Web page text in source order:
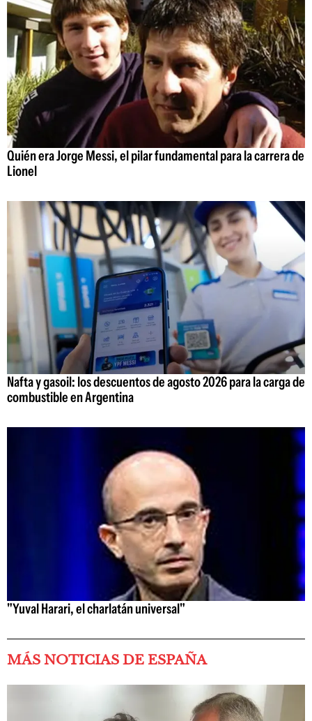
Quién era Jorge Messi, el pilar fundamental para la carrera de
Lionel
Nafta y gasoil: los descuentos de agosto 2026 para la carga de
combustible en Argentina
"Yuval Harari, el charlatán universal"
MÁS NOTICIAS DE ESPAÑA